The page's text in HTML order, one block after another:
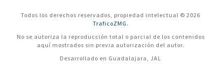
Todos los derechos reservados, propiedad intelectual © 2026
TraficoZMG.
No se autoriza la reproducción total o parcial de los contenidos
aquí mostrados sin previa autorización del autor.
Desarrollado en Guadalajara, JAL